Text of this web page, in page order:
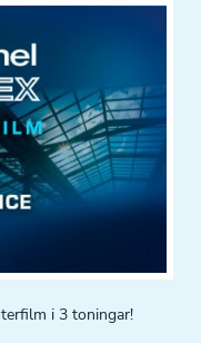
i 3 toningar!